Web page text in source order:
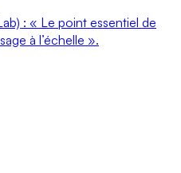
: « Le point essentiel de
à l’échelle ».